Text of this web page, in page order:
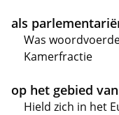
als
Was
Kamerfractie
op het gebied
Hield zich in het